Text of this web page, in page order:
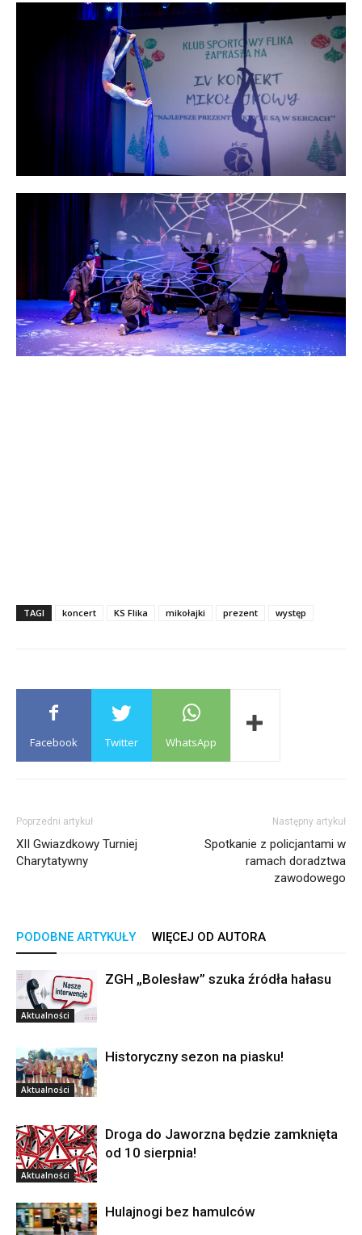
TAGI koncert KS Flika mikołajki prezent występ
Facebook Twitter WhatsApp
Poprzedni artykuł
XII Gwiazdkowy Turniej
Charytatywny
Następny artykuł
Spotkanie z policjantami w
ramach doradztwa
zawodowego
PODOBNE ARTYKUŁY WIĘCEJ OD AUTORA
Aktualności
ZGH „Bolesław” szuka źródła hałasu
Aktualności
Historyczny sezon na piasku!
Aktualności
Droga do Jaworzna będzie zamknięta
od 10 sierpnia!
Hulajnogi bez hamulców